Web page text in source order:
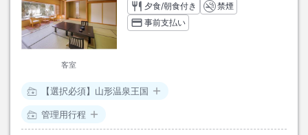
客室
夕食/朝食付き
禁煙
事前支払い
【選択必須】山形温泉王国
管理用行程